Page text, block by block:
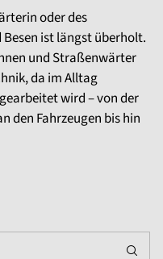
oder des
ist längst überholt.
und Straßenwärter
da im Alltag
wird – von der
den Fahrzeugen bis hin